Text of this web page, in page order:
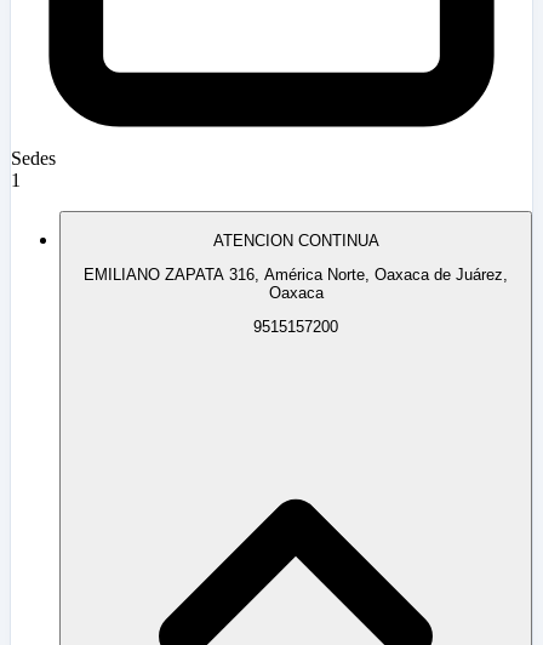
Sedes
1
ATENCION CONTINUA
EMILIANO ZAPATA 316, América Norte, Oaxaca de Juárez,
Oaxaca
9515157200